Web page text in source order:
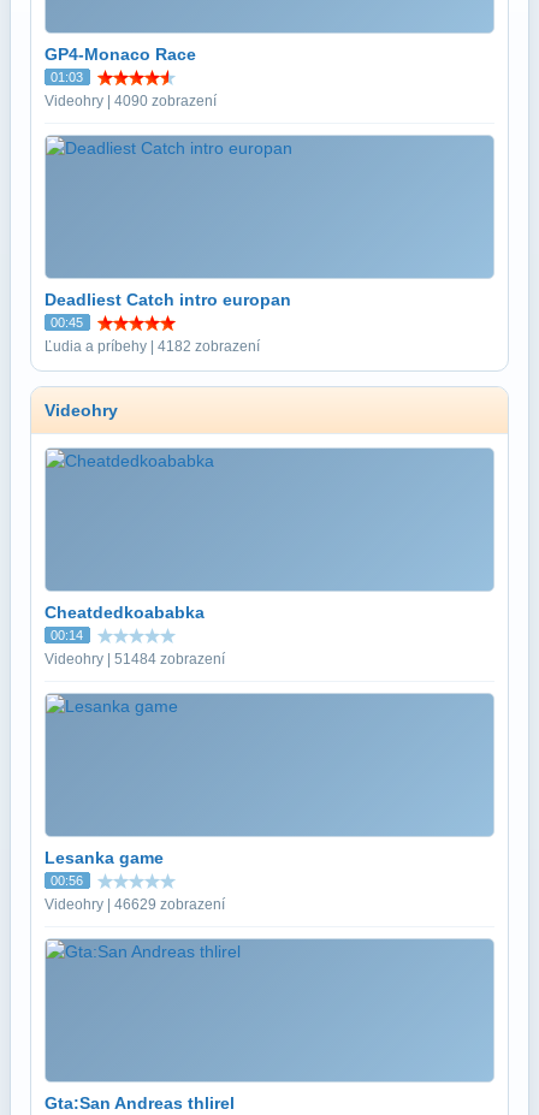
GP4-Monaco Race
01:03
Videohry | 4090 zobrazení
Deadliest Catch intro europan
00:45
Ľudia a príbehy | 4182 zobrazení
Videohry
Cheatdedkoababka
00:14
Videohry | 51484 zobrazení
Lesanka game
00:56
Videohry | 46629 zobrazení
Gta:San Andreas thlirel